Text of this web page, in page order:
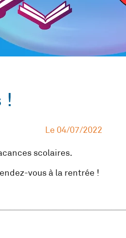
!
Le 04/07/2022
scolaires.
vous à la rentrée !